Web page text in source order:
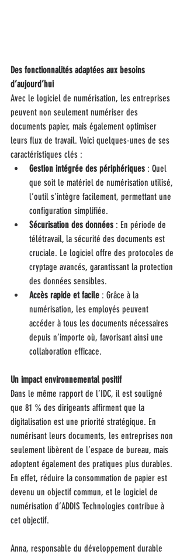
Des fonctionnalités adaptées aux besoins
d’aujourd’hui
Avec le logiciel de numérisation, les entreprises
peuvent non seulement numériser des
documents papier, mais également optimiser
leurs flux de travail. Voici quelques-unes de ses
caractéristiques clés :
Gestion intégrée des périphériques : Quel
que soit le matériel de numérisation utilisé,
l’outil s’intègre facilement, permettant une
configuration simplifiée.
Sécurisation des données : En période de
télétravail, la sécurité des documents est
cruciale. Le logiciel offre des protocoles de
cryptage avancés, garantissant la protection
des données sensibles.
Accès rapide et facile : Grâce à la
numérisation, les employés peuvent
accéder à tous les documents nécessaires
depuis n’importe où, favorisant ainsi une
collaboration efficace.
Un impact environnemental positif
Dans le même rapport de l’IDC, il est souligné
que 81 % des dirigeants affirment que la
digitalisation est une priorité stratégique. En
numérisant leurs documents, les entreprises non
seulement libèrent de l’espace de bureau, mais
adoptent également des pratiques plus durables.
En effet, réduire la consommation de papier est
devenu un objectif commun, et le logiciel de
numérisation d’ADDIS Technologies contribue à
cet objectif.
Anna, responsable du développement durable